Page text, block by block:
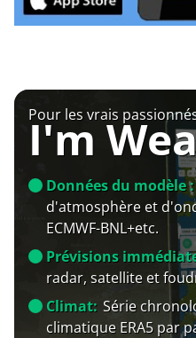
Pour les vrais
I'm
Données du modèle :
d'atmosphère et
ECMWF-BNL+etc.
Prévisions
radar, satellite et
Climat: Série
climatique ERA5 par